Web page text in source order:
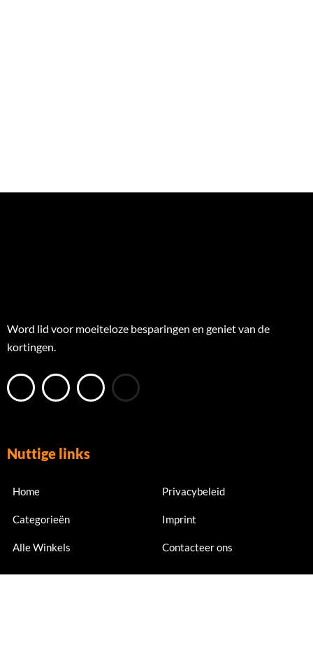
Word lid voor moeiteloze besparingen en geniet van de
kortingen.
Nuttige links
Home
Categorieën
Alle Winkels
Privacybeleid
Imprint
Contacteer ons